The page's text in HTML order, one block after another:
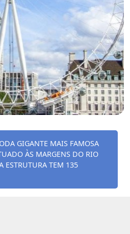
GIGANTE MAIS FAMOSA
ÀS MARGENS DO RIO
ESTRUTURA TEM 135